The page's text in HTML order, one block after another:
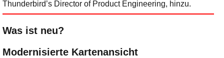
Thunderbird’s Director of Product Engineering, hinzu.
Was ist neu?
Modernisierte Kartenansicht